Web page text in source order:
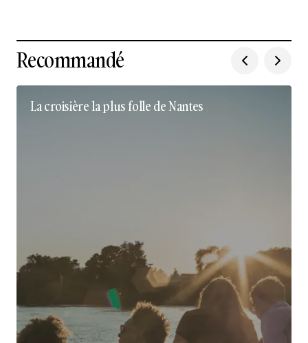
Recommandé
La croisière la plus folle de Nantes